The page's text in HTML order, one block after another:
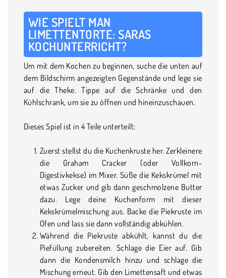
WIE SPIELT MAN
LIMETTENTORTE: SARAS
KOCHUNTERRICHT?
Um mit dem Kochen zu beginnen, suche die unten auf
dem Bildschirm angezeigten Gegenstände und lege sie
auf die Theke. Tippe auf die Schränke und den
Kühlschrank, um sie zu öffnen und hineinzuschauen.
Dieses Spiel ist in 4 Teile unterteilt:
Zuerst stellst du die Kuchenkruste her. Zerkleinere
die Graham Cracker (oder Vollkorn-
Digestivkekse) im Mixer. Süße die Kekskrümel mit
etwas Zucker und gib dann geschmolzene Butter
dazu. Lege deine Kuchenform mit dieser
Kekskrümelmischung aus. Backe die Piekruste im
Ofen und lass sie dann vollständig abkühlen.
Während die Piekruste abkühlt, kannst du die
Piefüllung zubereiten. Schlage die Eier auf. Gib
dann die Kondensmilch hinzu und schlage die
Mischung erneut. Gib den Limettensaft und etwas